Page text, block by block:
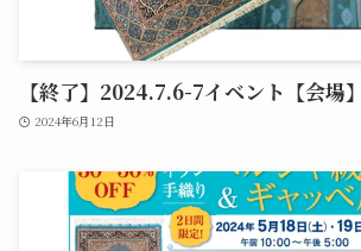
【終了】2024.7.6-7イベント【会場
2024年6月12日